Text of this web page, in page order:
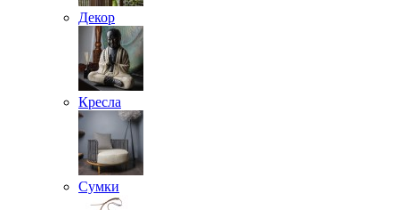
Декор
Кресла
Сумки